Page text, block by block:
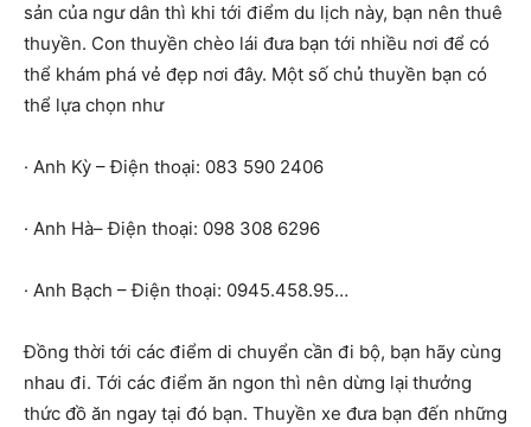
sản của ngư dân thì khi tới điểm du lịch này, bạn nên thuê
thuyền. Con thuyền chèo lái đưa bạn tới nhiều nơi để có
thể khám phá vẻ đẹp nơi đây. Một số chủ thuyền bạn có
thể lựa chọn như
· Anh Kỳ – Điện thoại: 083 590 2406
· Anh Hà– Điện thoại: 098 308 6296
· Anh Bạch – Điện thoại: 0945.458.95…
Đồng thời tới các điểm di chuyển cần đi bộ, bạn hãy cùng
nhau đi. Tới các điểm ăn ngon thì nên dừng lại thưởng
thức đồ ăn ngay tại đó bạn. Thuyền xe đưa bạn đến những